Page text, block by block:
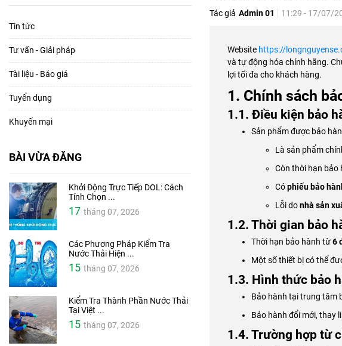
Tin tức
Tư vấn - Giải pháp
Tài liệu - Báo giá
Tuyển dụng
Khuyến mại
BÀI VỪA ĐĂNG
Khởi Động Trực Tiếp DOL: Cách
Tính Chọn ...
17 tháng 07, 2026
Các Phương Pháp Kiểm Tra
Nước Thải Hiện ...
15 tháng 07, 2026
Kiểm Tra Thành Phần Nước Thải
Tại Việt ...
15 tháng 07, 2026
Tác giả Admin 01 11:29 - 17/07/
Website https://
và tự động hóa chính hãng.
lợi tối đa cho khách hàng.
1. Chính sách
1.1. Điều kiện bảo
Sản phẩm được bảo
Là sản phẩm
Còn thời hạn bảo
Cóphiếu bảo
Lỗi donhà sản
1.2. Thời gian bảo
Thời hạn bảo hành từ6
Một số thiết bị có thể
1.3. Hình thức bảo
Bảo hành tại trung tâm
Bảo hành đổi mới, thay
1.4. Trường hợp từ